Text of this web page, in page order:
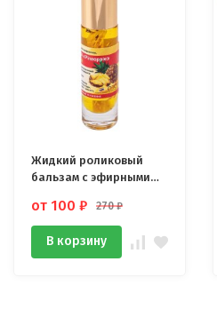
Жидкий роликовый
бальзам с эфирными
от 100 ₽ 270₽
В корзину